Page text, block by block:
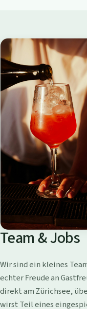
Team & Jobs
Wir sind ein kleines
echter Freude an
direkt am Zürichsee,
wirst Teil eines